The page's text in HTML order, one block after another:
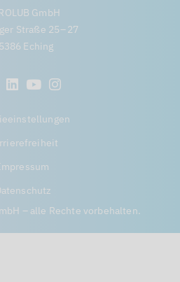
GmbH
Straße 25 – 27
Eching
– alle Rechte vorbehalten.